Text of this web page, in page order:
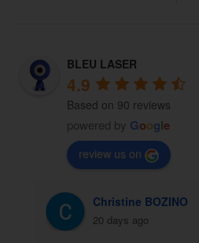
BLEU LASER
4.9
Based on 90 reviews
powered by Google
review us on
Christine BOZINO
20 days ago